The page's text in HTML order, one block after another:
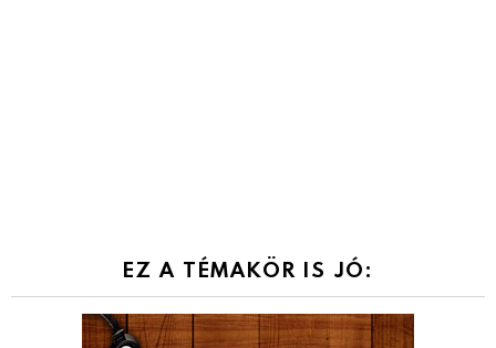
EZ A TÉMAKÖR IS JÓ: